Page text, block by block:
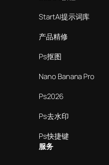
StartAI提示词库
产品精修
Ps抠图
Nano Banana Pro
Ps2026
Ps去水印
Ps快捷键
服务